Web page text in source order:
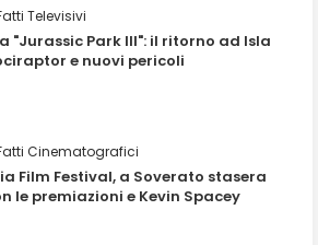
Televisivi
"Jurassic Park III": il ritorno ad Isla
e nuovi pericoli
Cinematografici
Film Festival, a Soverato stasera
le premiazioni e Kevin Spacey